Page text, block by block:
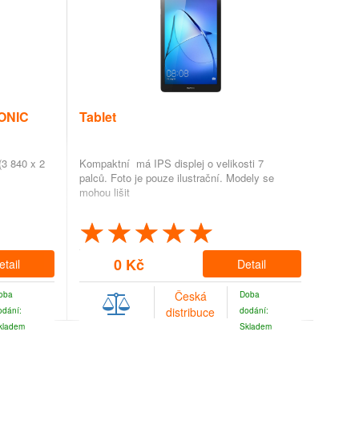
840 x 2
Tablet
Kompaktní má IPS displej o velikosti 7
palců. Foto je pouze ilustrační. Modely se
mohou lišit
0 Kč Detail
Česká
distribuce
Doba
dodání:
Skladem